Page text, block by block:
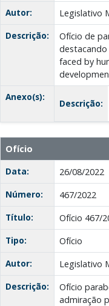
Autor:
Legislativo
Descrição:
Ofício de
faced by
Anexo(s):
Descrição:
Ofício
Data:
26/08/2022
Número:
467/2022
Título:
Ofício 467/
Tipo:
Ofício
Autor:
Legislativo
Descrição:
Ofício
admiração